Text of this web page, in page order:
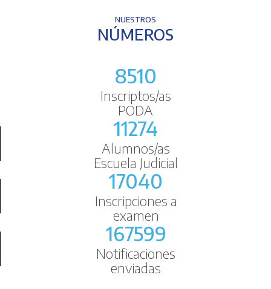
NUESTROS
NÚMEROS
8510
Inscriptos/as
PODA
11274
Alumnos/as
Escuela Judicial
17040
Inscripciones a
examen
167599
Notificaciones
enviadas